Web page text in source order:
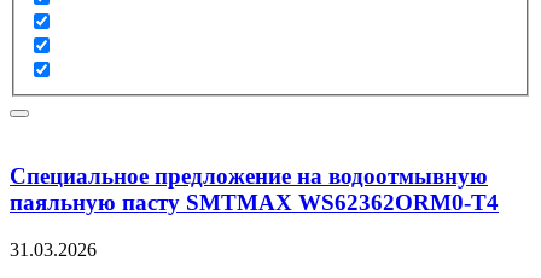
Специальное предложение на водоотмывную
паяльную пасту SMTMAX WS62362ORM0-T4
31.03.2026